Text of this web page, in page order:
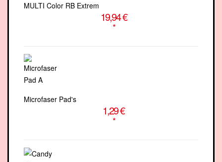
MULTI Color RB Extrem
19,94 €
*
Microfaser Pad's
1,29 €
*